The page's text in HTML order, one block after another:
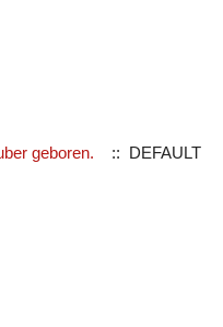
geboren.
:: DEFAULT